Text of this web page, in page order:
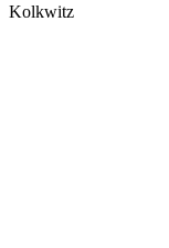
Kolkwitz